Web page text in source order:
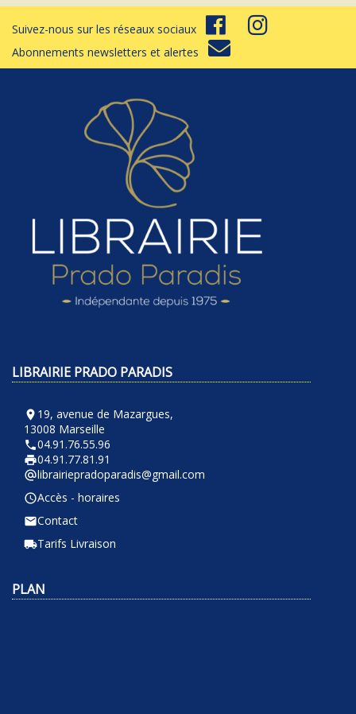
Suivez-nous sur les réseaux sociaux
Abonnements newsletters et alertes
LIBRAIRIE PRADO PARADIS
room 19, avenue de Mazargues,
13008 Marseille
phone04.91.76.55.96
local_printshop04.91.77.81.91
alternate_emaillibrairiepradoparadis@gmail.com
query_builderAccès - horaires
emailContact
local_shippingTarifs Livraison
PLAN